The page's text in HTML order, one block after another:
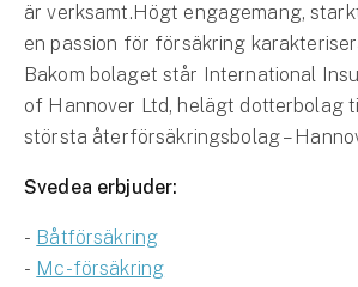
är verksamt.Högt engagemang,
en passion för försäkring
Bakom bolaget står International
of Hannover Ltd, helägt dotterbolag
största återförsäkringsbolag –
Svedea erbjuder:
- Båtförsäkring
- Mc-försäkring